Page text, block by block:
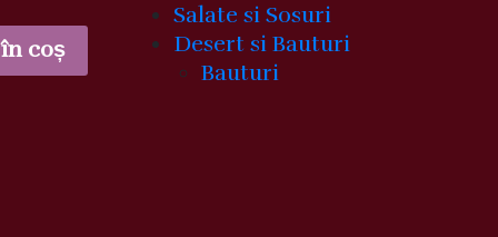
coș
Salate si Sosuri
Desert si Bauturi
Bauturi